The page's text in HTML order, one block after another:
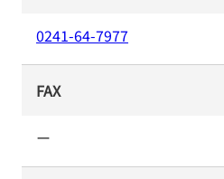
0241-64-7977
FAX
ー